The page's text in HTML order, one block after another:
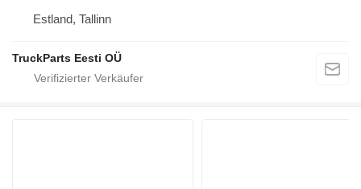
Estland, Tallinn
TruckParts Eesti OÜ